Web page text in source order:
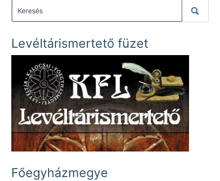
Levéltárismertető füzet
Főegyházmegye